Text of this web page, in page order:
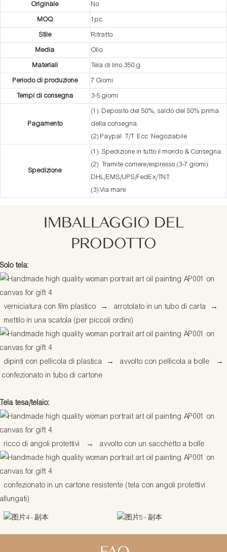
Originale
No
MOQ
1pc
Stile
Ritratto
Media
Olio
Materiali
Tela di lino 350 g
Periodo di produzione
7 Giorni
Tempi di consegna
3-5 giorni
Pagamento
(1). Deposito del 50%, saldo del 50% prima
della consegna.
(2).Paypal T/T Ecc Negoziabile
Spedizione
(1). Spedizione in tutto il mondo & Consegna
(2). Tramite corriere/espresso (3-7 giorni):
DHL/EMS/UPS/FedEx/TNT.
(3).Via mare
IMBALLAGGIO DEL
PRODOTTO
Solo tela:
verniciatura con film plastico → arrotolato in un tubo di carta
→
mettilo in una scatola (per piccoli ordini)
dipinti con pellicola di plastica → avvolto con pellicola a bolle
→
confezionato in tubo di cartone
Tela tesa/telaio:
ricco di angoli protettivi → avvolto con un sacchetto a bolle
confezionato in un cartone resistente (tela con angoli protettivi
allungati)